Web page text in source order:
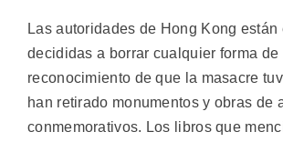
Las autoridades de Hong Kong están
decididas a borrar cualquier forma de
reconocimiento de que la masacre
han retirado monumentos y obras de
conmemorativos. Los libros que